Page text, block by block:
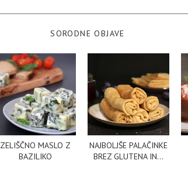
SORODNE OBJAVE
ZELIŠČNO MASLO Z
BAZILIKO
NAJBOLJŠE PALAČINKE
BREZ GLUTENA IN...